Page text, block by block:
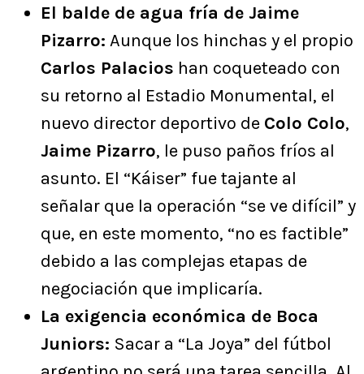
El balde de agua fría de Jaime
Pizarro: Aunque los hinchas y el propio
Carlos Palacios han coqueteado con
su retorno al Estadio Monumental, el
nuevo director deportivo de Colo Colo,
Jaime Pizarro, le puso paños fríos al
asunto. El “Káiser” fue tajante al
señalar que la operación “se ve difícil” y
que, en este momento, “no es factible”
debido a las complejas etapas de
negociación que implicaría.
La exigencia económica de Boca
Juniors: Sacar a “La Joya” del fútbol